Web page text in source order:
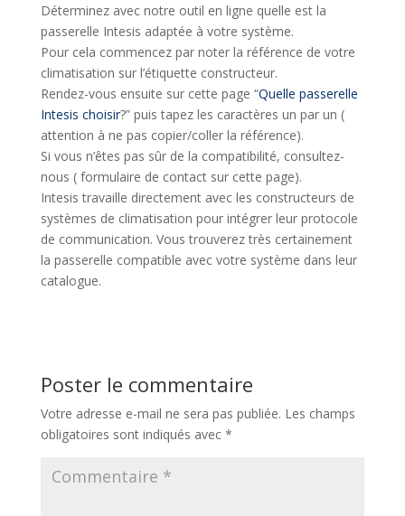
Déterminez avec notre outil en ligne quelle est la
passerelle Intesis adaptée à votre système.
Pour cela commencez par noter la référence de votre
climatisation sur l’étiquette constructeur.
Rendez-vous ensuite sur cette page “Quelle passerelle
Intesis choisir?” puis tapez les caractères un par un (
attention à ne pas copier/coller la référence).
Si vous n’êtes pas sûr de la compatibilité, consultez-
nous ( formulaire de contact sur cette page).
Intesis travaille directement avec les constructeurs de
systèmes de climatisation pour intégrer leur protocole
de communication. Vous trouverez très certainement
la passerelle compatible avec votre système dans leur
catalogue.
Poster le commentaire
Votre adresse e-mail ne sera pas publiée. Les champs
obligatoires sont indiqués avec *